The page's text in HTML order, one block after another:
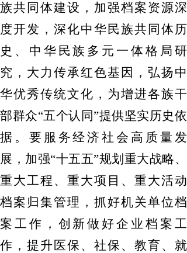
族共同体建设，加强档案资源深
度开发，深化中华民族共同体历
史、中华民族多元一体格局研
究，大力传承红色基因，弘扬中
华优秀传统文化，为增进各族干
部群众“五个认同”提供坚实历史依
据。要服务经济社会高质量发
展，加强“十五五”规划重大战略、
重大工程、重大项目、重大活动
档案归集管理，抓好机关单位档
案工作，创新做好企业档案工
作，提升医保、社保、教育、就